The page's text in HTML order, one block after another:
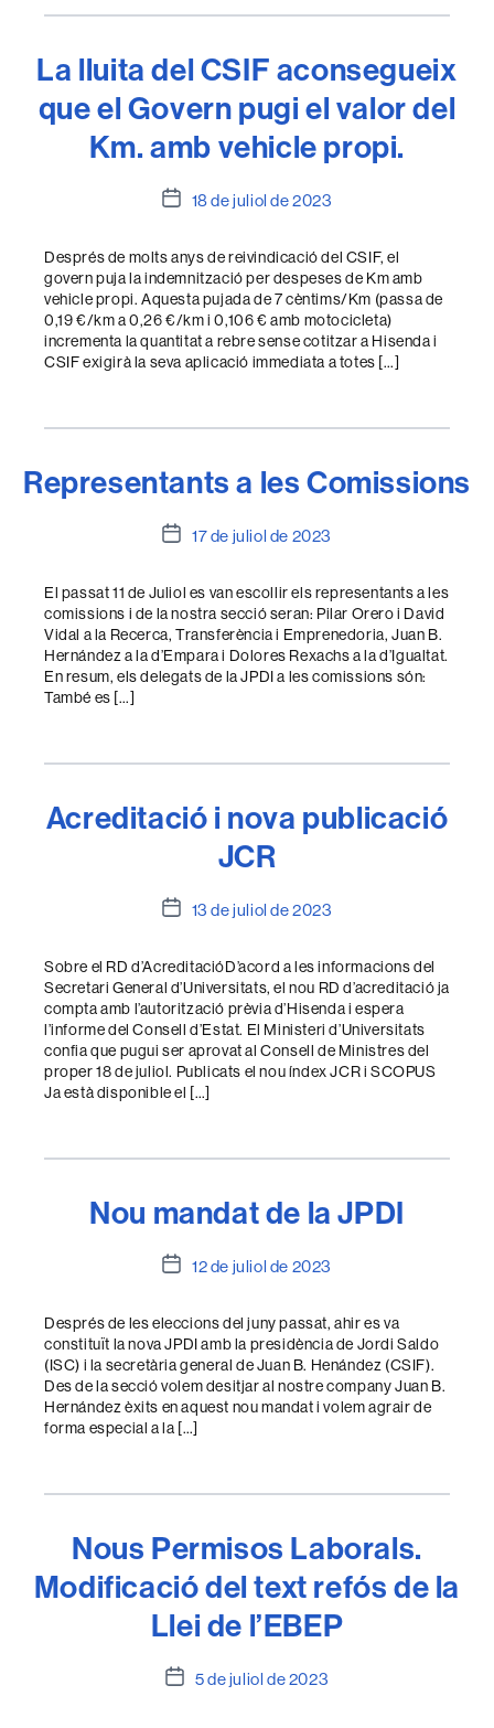
La lluita del CSIF aconsegueix
que el Govern pugi el valor del
Km. amb vehicle propi.
Data18 de juliol de 2023
Després de molts anys de reivindicació del CSIF, el
govern puja la indemnització per despeses de Km amb
vehicle propi. Aquesta pujada de 7 cèntims/Km (passa de
0,19 €/km a 0,26 €/km i 0,106 € amb motocicleta)
incrementa la quantitat a rebre sense cotitzar a Hisenda i
CSIF exigirà la seva aplicació immediata a totes […]
Representants a les Comissions
Data17 de juliol de 2023
El passat 11 de Juliol es van escollir els representants a les
comissions i de la nostra secció seran: Pilar Orero i David
Vidal a la Recerca, Transferència i Emprenedoria, Juan B.
Hernández a la d’Empara i Dolores Rexachs a la d’Igualtat.
En resum, els delegats de la JPDI a les comissions són:
També es […]
Acreditació i nova publicació
JCR
Data
l'entrada
13 de juliol de 2023
Sobre el RD d’AcreditacióD’acord a les informacions del
Secretari General d’Universitats, el nou RD d’acreditació ja
compta amb l’autorització prèvia d’Hisenda i espera
l’informe del Consell d’Estat. El Ministeri d’Universitats
confia que pugui ser aprovat al Consell de Ministres del
proper 18 de juliol. Publicats el nou índex JCR i SCOPUS
Ja està disponible el […]
Nou mandat de la JPDI
Data12 de juliol de 2023
Després de les eleccions del juny passat, ahir es va
constituït la nova JPDI amb la presidència de Jordi Saldo
(ISC) i la secretària general de Juan B. Henández (CSIF).
Des de la secció volem desitjar al nostre company Juan B.
Hernández èxits en aquest nou mandat i volem agrair de
forma especial a la […]
Nous Permisos Laborals.
Modificació del text refós de la
Llei de l’EBEP
Data5 de juliol de 2023